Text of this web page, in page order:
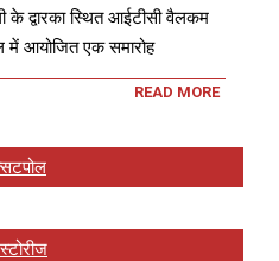
के द्वारका स्थित आईटीसी वैलकम
में आयोजित एक समारोह
READ MORE